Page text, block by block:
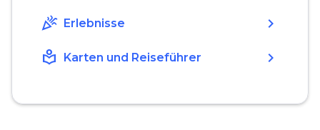
celebration Erlebnisse chevron_right
local_library Karten und Reiseführer chevron_right